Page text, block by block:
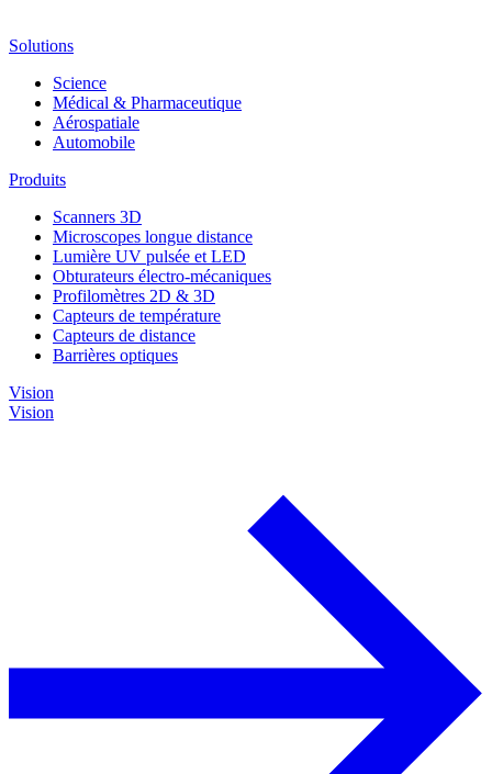
Solutions
Science
Médical & Pharmaceutique
Aérospatiale
Automobile
Produits
Scanners 3D
Microscopes longue distance
Lumière UV pulsée et LED
Obturateurs électro-mécaniques
Profilomètres 2D & 3D
Capteurs de température
Capteurs de distance
Barrières optiques
Vision
Vision